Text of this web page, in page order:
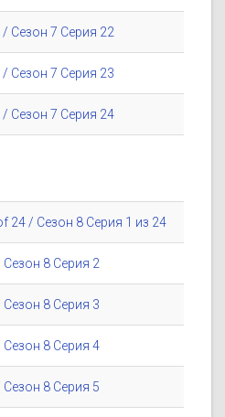
Сезон 7 Серия 22
Сезон 7 Серия 23
Сезон 7 Серия 24
24 / Сезон 8 Серия 1 из 24
8 Серия 2
8 Серия 3
8 Серия 4
8 Серия 5